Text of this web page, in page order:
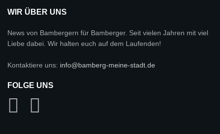
WIR ÜBER UNS
News von Bambergern für Bamberger. Seit vielen Jahren mit viel
Liebe dabei. Wir halten euch auf dem Laufenden!
Kontaktiere uns: info@bamberg-meine-stadt.de
FOLGE UNS